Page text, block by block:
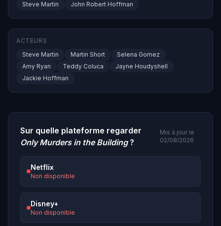
Steve Martin
John Robert Hoffman
ACTEURS
Steve Martin
Martin Short
Selena Gomez
Amy Ryan
Teddy Coluca
Jayne Houdyshell
Jackie Hoffman
Sur quelle plateforme regarder
Only Murders in the Building?
Mis à jour le
02/08/2026
Netflix
Non disponible
Disney+
Non disponible